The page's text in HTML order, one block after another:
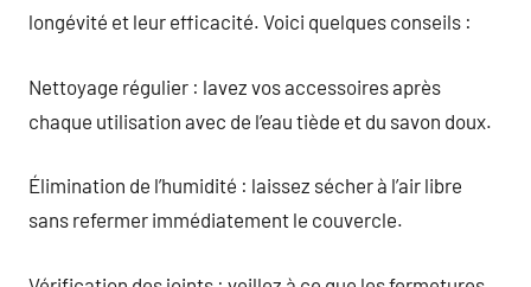
longévité et leur efficacité. Voici quelques conseils :
Nettoyage régulier : lavez vos accessoires après
chaque utilisation avec de l’eau tiède et du savon doux.
Élimination de l’humidité : laissez sécher à l’air libre
sans refermer immédiatement le couvercle.